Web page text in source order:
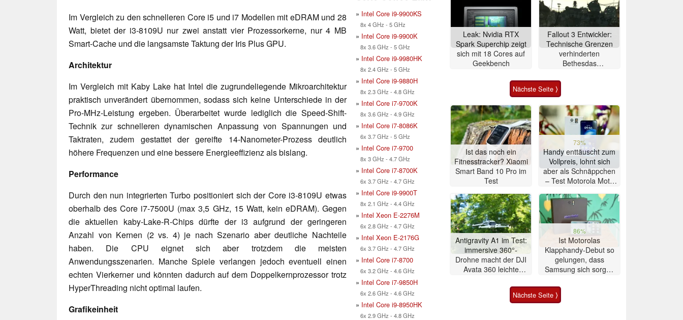
Im Vergleich zu den schnelleren Core i5 und i7 Modellen mit eDRAM und 28
Watt, bietet der i3-8109U nur zwei anstatt vier Prozessorkerne, nur 4 MB
Smart-Cache und die langsamste Taktung der Iris Plus GPU.
Architektur
Im Vergleich mit Kaby Lake hat Intel die zugrundeliegende Mikroarchitektur
praktisch unverändert übernommen, sodass sich keine Unterschiede in der
Pro-MHz-Leistung ergeben. Überarbeitet wurde lediglich die Speed-Shift-
Technik zur schnelleren dynamischen Anpassung von Spannungen und
Taktraten, zudem gestattet der gereifte 14-Nanometer-Prozess deutlich
höhere Frequenzen und eine bessere Energieeffizienz als bislang.
Performance
Durch den nun integrierten Turbo positioniert sich der Core i3-8109U etwas
oberhalb des Core i7-7500U (max 3,5 GHz, 15 Watt, kein eDRAM). Gegen
die aktuellen kaby-Lake-R-Chips dürfte der i3 aufgrund der geringeren
Anzahl von Kernen (2 vs. 4) je nach Szenario aber deutliche Nachteile
haben. Die CPU eignet sich aber trotzdem die meisten
Anwendungsszenarien. Manche Spiele verlangen jedoch eventuell einen
echten Vierkerner und könnten dadurch auf dem Doppelkernprozessor trotz
HyperThreading nicht optimal laufen.
Grafikeinheit
» Intel Core i9-9900KS
8x 4 GHz - 5 GHz
» Intel Core i9-9900K
8x 3.6 GHz - 5 GHz
» Intel Core i9-9980HK
8x 2.4 GHz - 5 GHz
» Intel Core i9-9880H
8x 2.3 GHz - 4.8 GHz
» Intel Core i7-9700K
8x 3.6 GHz - 4.9 GHz
» Intel Core i7-8086K
6x 3.7 GHz - 5 GHz
» Intel Core i7-9700
8x 3 GHz - 4.7 GHz
» Intel Core i7-8700K
6x 3.7 GHz - 4.7 GHz
» Intel Core i9-9900T
8x 2.1 GHz - 4.4 GHz
» Intel Xeon E-2276M
6x 2.8 GHz - 4.7 GHz
» Intel Xeon E-2176G
6x 3.7 GHz - 4.7 GHz
» Intel Core i7-8700
6x 3.2 GHz - 4.6 GHz
» Intel Core i7-9850H
6x 2.6 GHz - 4.6 GHz
» Intel Core i9-8950HK
6x 2.9 GHz - 4.8 GHz
Leak: Nvidia RTX
Spark Superchip zeigt
sich mit 18 Cores auf
Geekbench
Fallout 3 Entwickler:
Technische Grenzen
verhinderten
Bethesdas
Nächste Seite ⟩
Ist das noch ein
Fitnesstracker? Xiaomi
Smart Band 10 Pro im
Test
73%
Handy enttäuscht zum
Vollpreis, lohnt sich
aber als Schnäppchen
– Test Motorola Moto
Antigravity A1 im Test:
immersive 360°-
Drohne macht der DJI
Avata 360 leichte
86%
Ist Motorolas
Klapphandy-Debut so
gelungen, dass
Samsung sich sorgen
Smartphone im Test
Nächste Seite ⟩